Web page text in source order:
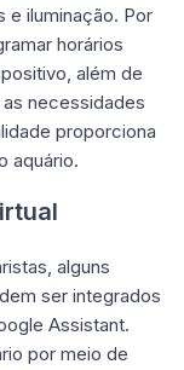
iluminação. Por
horários
além de
necessidades
proporciona
aquário.
alguns
ser integrados
Assistant.
por meio de